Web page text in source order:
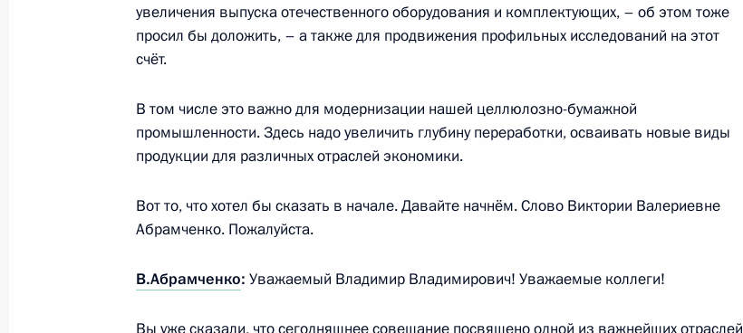
России
События
Президента России
Президент России
Президента России
MAX
информация
О портале
увеличения выпуска отечественного оборудования и комплектующих, – об этом тоже
просил бы доложить, – а также для продвижения профильных исследований на этот
счёт.
В том числе это важно для модернизации нашей целлюлозно-бумажной
промышленности. Здесь надо увеличить глубину переработки, осваивать новые виды
продукции для различных отраслей экономики.
Вот то, что хотел бы сказать в начале. Давайте начнём. Слово Виктории Валериевне
Абрамченко. Пожалуйста.
В.Абрамченко: Уважаемый Владимир Владимирович! Уважаемые коллеги!
Вы уже сказали, что сегодняшнее совещание посвящено одной из важнейших отраслей